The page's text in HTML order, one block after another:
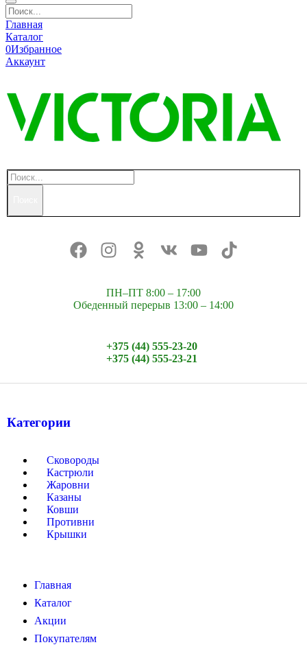
Главная
Каталог
0Избранное
Аккаунт
ПН–ПТ 8:00 – 17:00
Обеденный перерыв 13:00 – 14:00
+375 (44) 555-23-20
+375 (44) 555-23-21
Категории
Сковороды
Кастрюли
Жаровни
Казаны
Ковши
Противни
Крышки
Главная
Каталог
Акции
Покупателям